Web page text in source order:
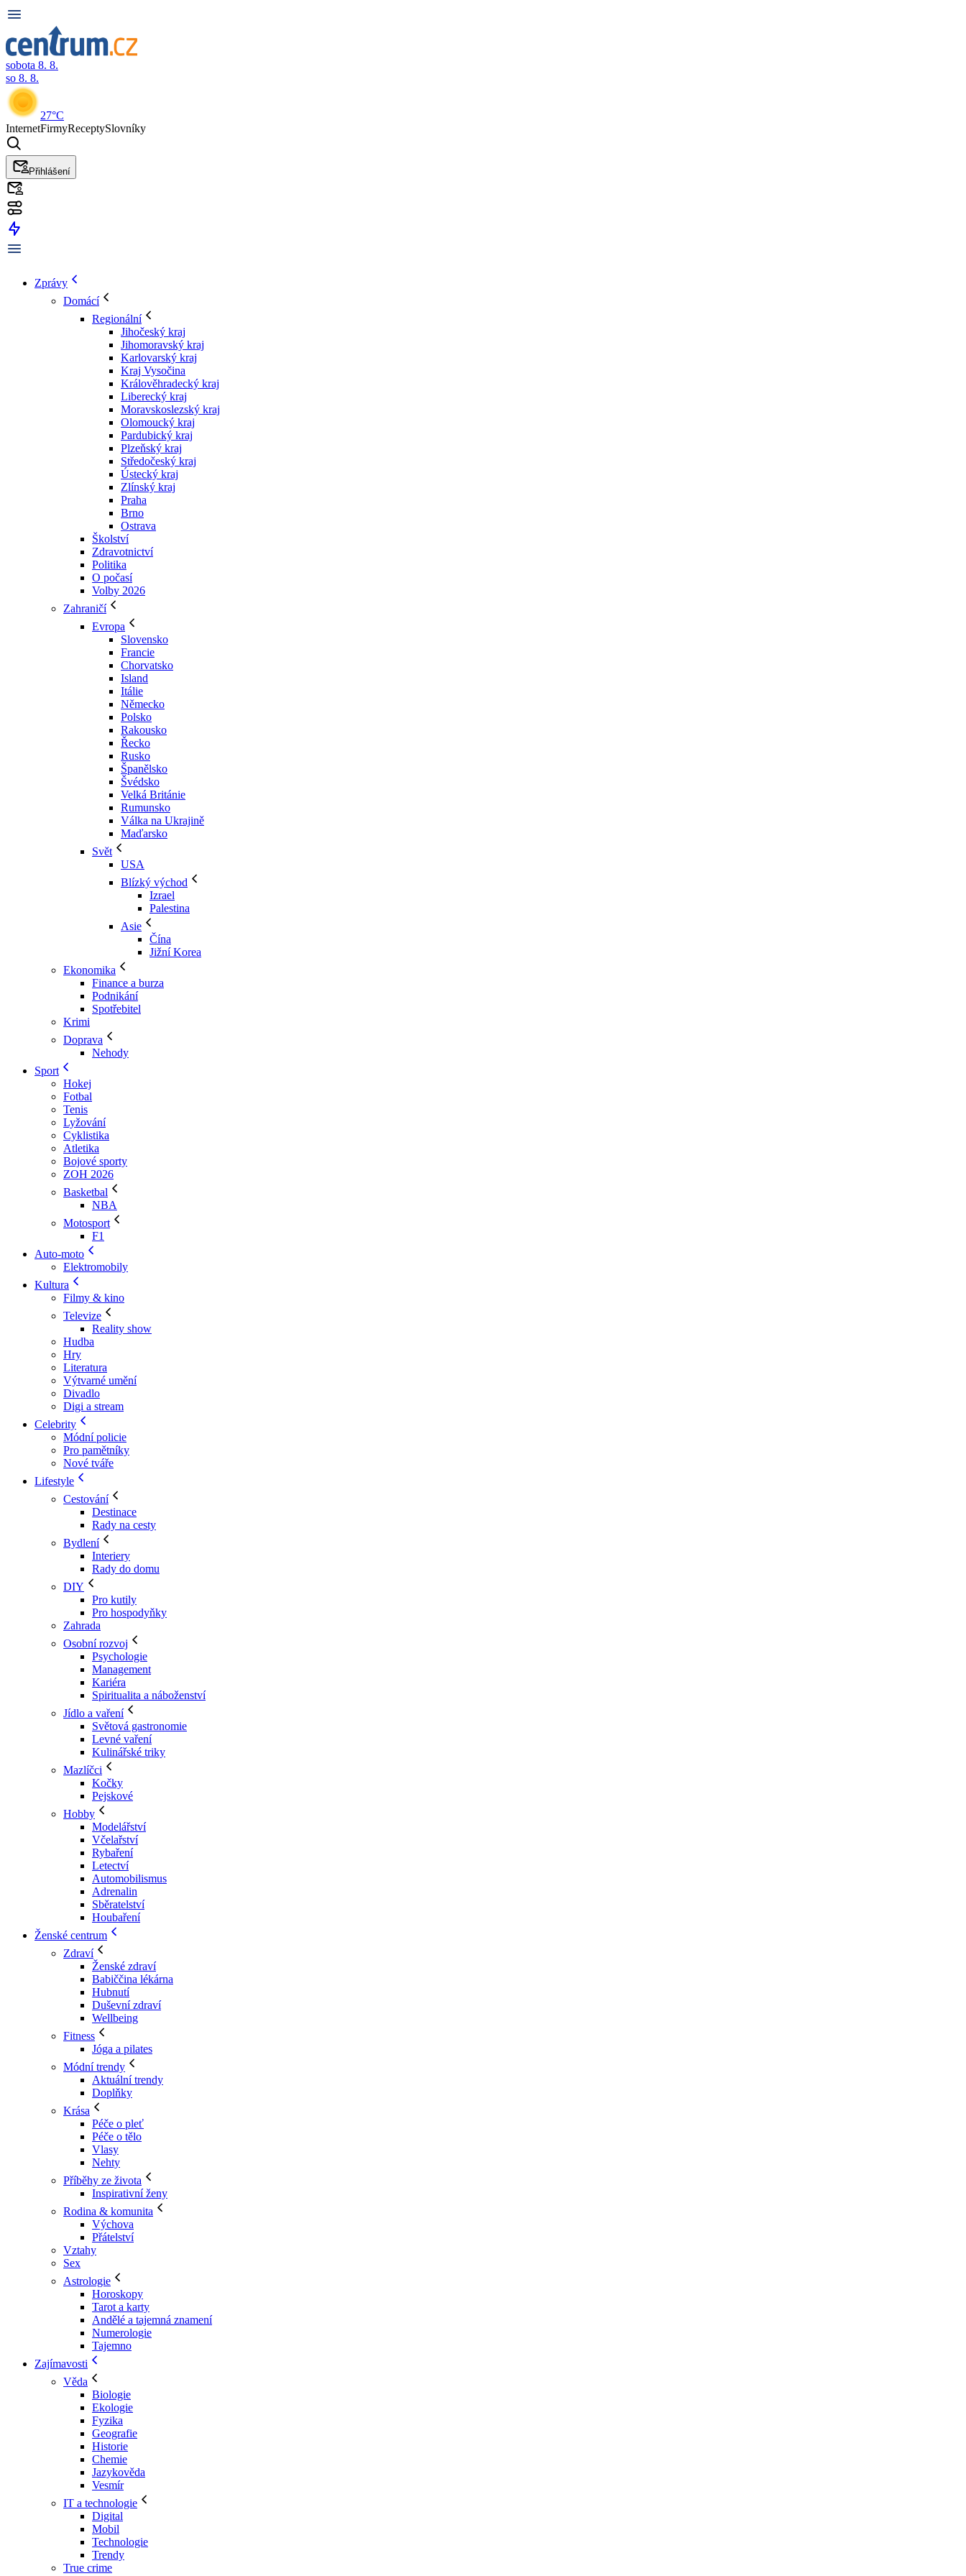
sobota 8. 8.
so 8. 8.
27°C
InternetFirmyReceptySlovníky
Přihlášení
Zprávy
Domácí
Regionální
Jihočeský kraj
Jihomoravský kraj
Karlovarský kraj
Kraj Vysočina
Králověhradecký kraj
Liberecký kraj
Moravskoslezský kraj
Olomoucký kraj
Pardubický kraj
Plzeňský kraj
Středočeský kraj
Ústecký kraj
Zlínský kraj
Praha
Brno
Ostrava
Školství
Zdravotnictví
Politika
O počasí
Volby 2026
Zahraničí
Evropa
Slovensko
Francie
Chorvatsko
Island
Itálie
Německo
Polsko
Rakousko
Řecko
Rusko
Španělsko
Švédsko
Velká Británie
Rumunsko
Válka na Ukrajině
Maďarsko
Svět
USA
Blízký východ
Izrael
Palestina
Asie
Čína
Jižní Korea
Ekonomika
Finance a burza
Podnikání
Spotřebitel
Krimi
Doprava
Nehody
Sport
Hokej
Fotbal
Tenis
Lyžování
Cyklistika
Atletika
Bojové sporty
ZOH 2026
Basketbal
NBA
Motosport
F1
Auto-moto
Elektromobily
Kultura
Filmy & kino
Televize
Reality show
Hudba
Hry
Literatura
Výtvarné umění
Divadlo
Digi a stream
Celebrity
Módní policie
Pro pamětníky
Nové tváře
Lifestyle
Cestování
Destinace
Rady na cesty
Bydlení
Interiery
Rady do domu
DIY
Pro kutily
Pro hospodyňky
Zahrada
Osobní rozvoj
Psychologie
Management
Kariéra
Spiritualita a náboženství
Jídlo a vaření
Světová gastronomie
Levné vaření
Kulinářské triky
Mazlíčci
Kočky
Pejskové
Hobby
Modelářství
Včelařství
Rybaření
Letectví
Automobilismus
Adrenalin
Sběratelství
Houbaření
Ženské centrum
Zdraví
Ženské zdraví
Babiččina lékárna
Hubnutí
Duševní zdraví
Wellbeing
Fitness
Jóga a pilates
Módní trendy
Aktuální trendy
Doplňky
Krása
Péče o pleť
Péče o tělo
Vlasy
Nehty
Příběhy ze života
Inspirativní ženy
Rodina & komunita
Výchova
Přátelství
Vztahy
Sex
Astrologie
Horoskopy
Tarot a karty
Andělé a tajemná znamení
Numerologie
Tajemno
Zajímavosti
Věda
Biologie
Ekologie
Fyzika
Geografie
Historie
Chemie
Jazykověda
Vesmír
IT a technologie
Digital
Mobil
Technologie
Trendy
True crime